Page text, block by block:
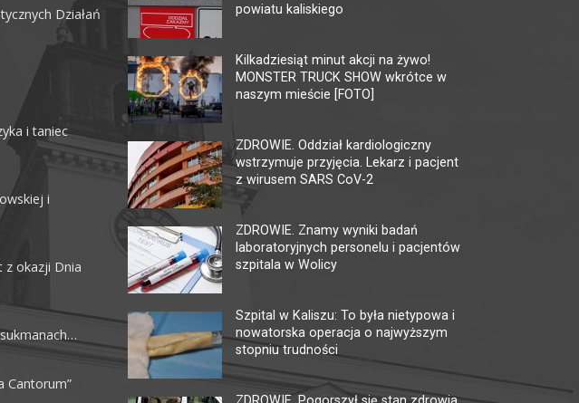
82
MULTIKINO GALERIA
TĘCZA
62-800 Kalisz, ul. 3 Maja 1
tel. + 48 41 267 23 84
multikino.pl
Działań
i taniec
i
z okazji Dnia
Cantorum”
powiatu kaliskiego
Kilkadziesiąt minut akcji na żywo!
MONSTER TRUCK SHOW wkrótce w
naszym mieście [FOTO]
ZDROWIE. Oddział kardiologiczny
wstrzymuje przyjęcia. Lekarz i pacjent
z wirusem SARS CoV-2
ZDROWIE. Znamy wyniki badań
laboratoryjnych personelu i pacjentów
szpitala w Wolicy
Szpital w Kaliszu: To była nietypowa i
nowatorska operacja o najwyższym
stopniu trudności
ZDROWIE. Pogorszył się stan zdrowia